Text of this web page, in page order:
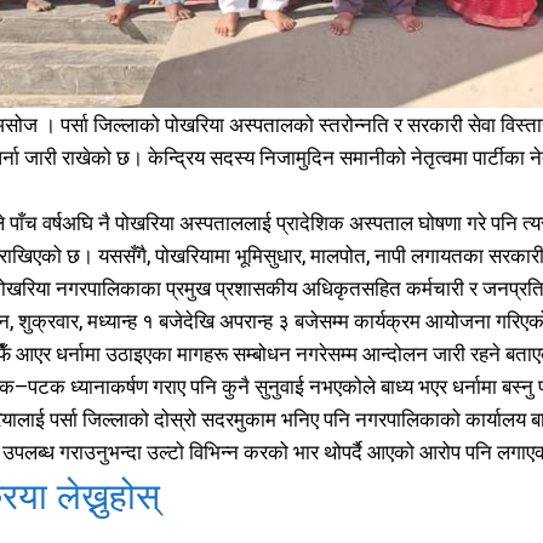
समाचार
मधेश 215
राजनीति
फिचर 28
विशेष 25
प्रदेश 21
शिक्षा 19
बागमती 16
स्वास्थ्य 15
खेलकूद 15
खेल 13
विश्व
मनोरञ्जन
समाचार
मधेश 215
राजनीति
फिचर 28
विशेष 25
प्रदेश 21
शिक्षा 19
बागमती 16
स्वास्थ्य 15
खेलकूद 15
खेल 13
विश्व
मनोरञ्जन
। पर्सा जिल्लाको पोखरिया अस्पतालको स्तरोन्नति र सरकारी सेवा
जारी राखेको छ। केन्द्रिय सदस्य निजामुदिन समानीको नेतृत्वमा
वर्षअघि नै पोखरिया अस्पताललाई प्रादेशिक अस्पताल घोषणा गरे पनि
राखिएको छ। यससँगै, पोखरियामा भूमिसुधार, मालपोत, नापी लगायतका
नगरपालिकाका प्रमुख प्रशासकीय अधिकृतसहित कर्मचारी र
शुक्रवार, मध्यान्ह १ बजेदेखि अपरान्ह ३ बजेसम्म कार्यक्रम आयोजना
धर्नामा उठाइएका मागहरू सम्बोधन नगरेसम्म आन्दोलन जारी रहने
ध्यानाकर्षण गराए पनि कुनै सुनुवाई नभएकोले बाध्य भएर धर्नामा बस्नु
पर्सा जिल्लाको दोस्रो सदरमुकाम भनिए पनि नगरपालिकाको
गराउनुभन्दा उल्टो विभिन्न करको भार थोपर्दै आएको आरोप पनि
लेख्नुहोस्